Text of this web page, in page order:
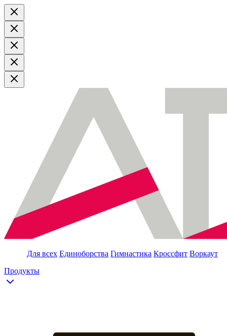
Для всех Единоборства Гимнастика Кроссфит Воркаут
Продукты